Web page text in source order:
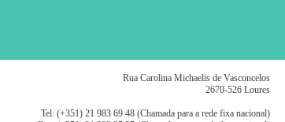
Rua Carolina Michaelis de Vasconcelos
2670-526 Loures
Tel: (+351) 21 983 69 48 (Chamada para a rede fixa nacional)